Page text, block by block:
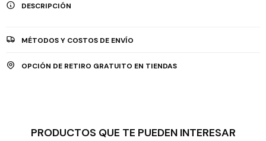
DESCRIPCIÓN
MÉTODOS Y COSTOS DE ENVÍO
OPCIÓN DE RETIRO GRATUITO EN TIENDAS
PRODUCTOS QUE TE PUEDEN INTERESAR